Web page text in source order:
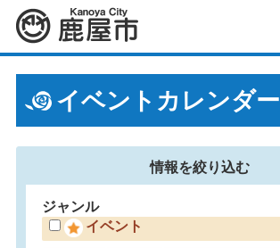
鹿屋市
イベントカレンダー
情報を絞り込む
ジャンル
イベント